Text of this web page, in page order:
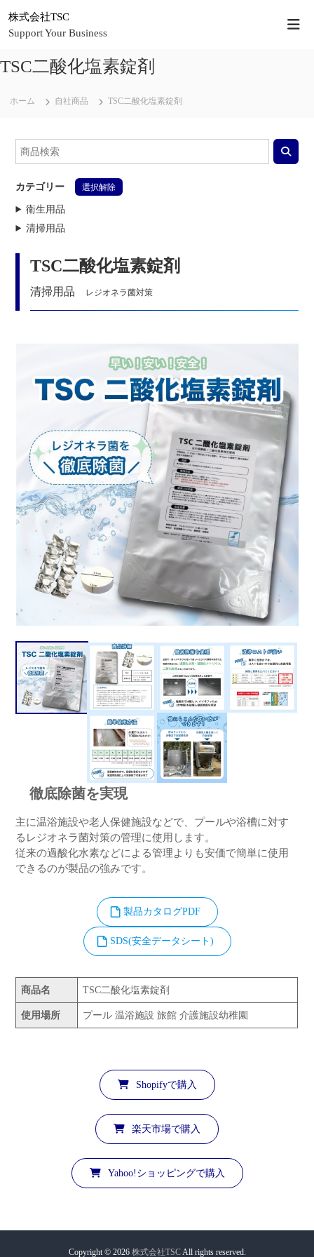
ン
ツ
株式会社TSC
Support Your Business
TSC二酸化塩素錠剤
ホーム 自社商品 TSC二酸化塩素錠剤
TSC二酸化塩素錠剤
清掃用品 レジオネラ菌対策
徹底除菌を実現
主に温浴施設や老人保健施設などで、プールや浴槽に対す
るレジオネラ菌対策の管理に使用します。
従来の過酸化水素などによる管理よりも安価で簡単に使用
できるのが製品の強みです。
製品カタログPDF
SDS(安全データシート)
商品名 TSC二酸化塩素錠剤
使用場所 プール 温浴施設 旅館 介護施設幼稚園
Shopifyで購入
楽天市場で購入
Yahoo!ショッピングで購入
カテゴリー 選択解除
衛生用品
清掃用品
Copyright © 2026 株式会社TSCAll rights reserved.